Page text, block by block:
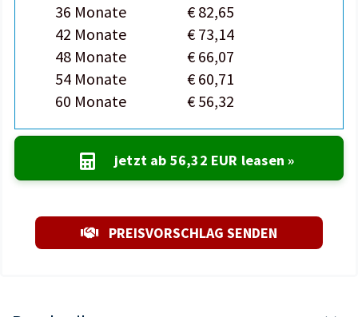
36 Monate
€ 82,65
42 Monate
€ 73,14
48 Monate
€ 66,07
54 Monate
€ 60,71
60 Monate
€ 56,32
jetzt ab 56,32 EUR leasen »
PREISVORSCHLAG SENDEN